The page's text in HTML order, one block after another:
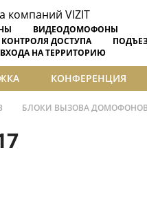
ВИДЕОДОМОФОНЫ
ДОСТУПА
НА ТЕРРИТОРИЮ
КОНФЕРЕНЦИЯ
БЛОКИ ВЫЗОВА